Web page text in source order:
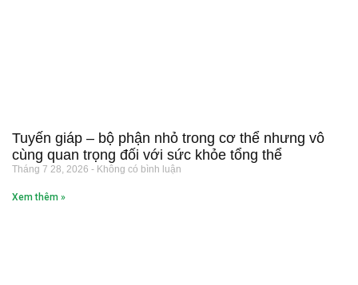
Tuyến giáp – bộ phận nhỏ trong cơ thể nhưng vô
cùng quan trọng đối với sức khỏe tổng thể
Tháng 7 28, 2026 Không có bình luận
Xem thêm »